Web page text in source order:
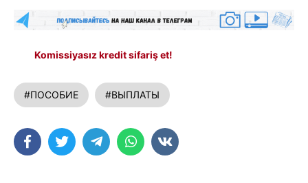
Komissiyasız kredit sifariş et!
#ПОСОБИЕ #ВЫПЛАТЫ